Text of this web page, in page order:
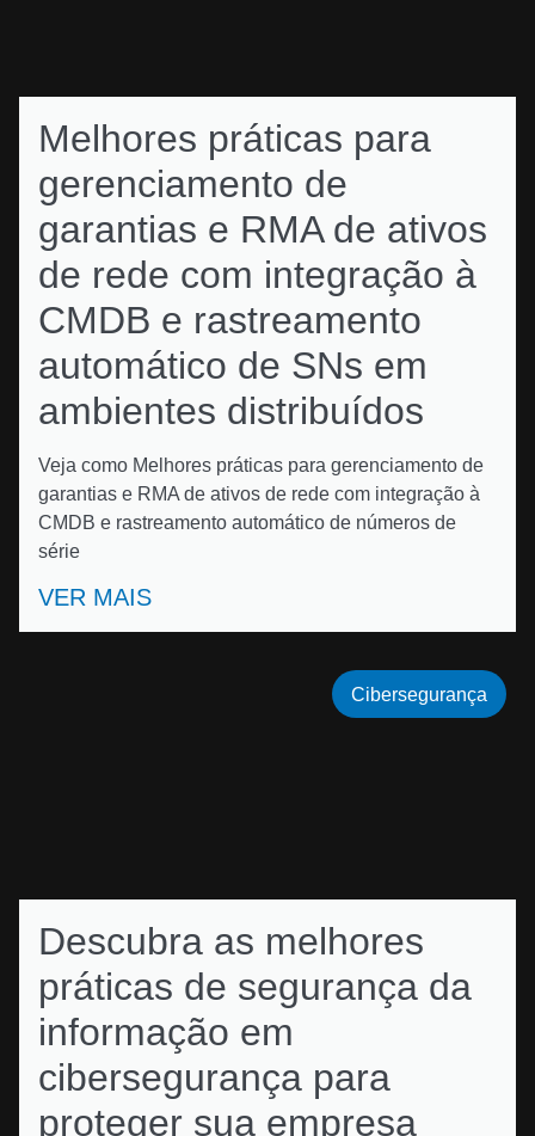
Melhores práticas para
gerenciamento de
garantias e RMA de ativos
de rede com integração à
CMDB e rastreamento
automático de SNs em
ambientes distribuídos
Veja como Melhores práticas para gerenciamento de
garantias e RMA de ativos de rede com integração à
CMDB e rastreamento automático de números de
série
VER MAIS
Descubra as melhores
práticas de segurança da
informação em
cibersegurança para
proteger sua empresa
Cibersegurança